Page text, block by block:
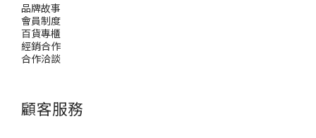
品牌故事
會員制度
百貨專櫃
經銷合作
合作洽談
顧客服務